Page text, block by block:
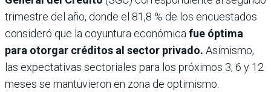
trimestre del año, donde el 81,8 % de los encuestados
consideró que la coyuntura económica fue óptima
para otorgar créditos al sector privado. Asimismo,
las expectativas sectoriales para los próximos 3, 6 y 12
meses se mantuvieron en zona de optimismo.